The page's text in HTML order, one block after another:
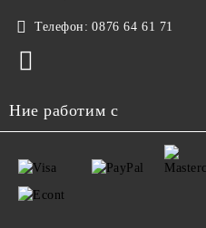
Телефон: 0876 64 61 71
Ние работим с